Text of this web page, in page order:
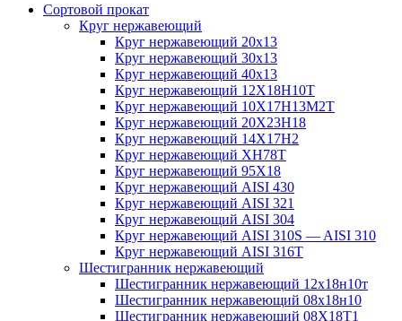
Сортовой прокат
Круг нержавеющий
Круг нержавеющий 20х13
Круг нержавеющий 30х13
Круг нержавеющий 40х13
Круг нержавеющий 12Х18Н10Т
Круг нержавеющий 10Х17Н13М2T
Круг нержавеющий 20Х23Н18
Круг нержавеющий 14Х17Н2
Круг нержавеющий ХН78Т
Круг нержавеющий 95Х18
Круг нержавеющий AISI 430
Круг нержавеющий AISI 321
Круг нержавеющий AISI 304
Круг нержавеющий AISI 310S — AISI 310
Круг нержавеющий AISI 316T
Шестигранник нержавеющий
Шестигранник нержавеющий 12х18н10т
Шестигранник нержавеющий 08х18н10
Шестигранник нержавеющий 08Х18Т1